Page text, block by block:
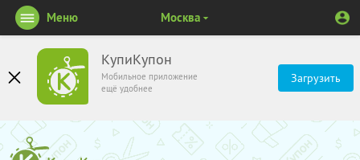
КупиКупон
Мобильное приложение
ещё удобнее
Загрузить
Меню Москва